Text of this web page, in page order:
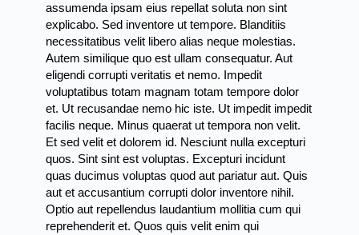
assumenda ipsam eius repellat soluta non sint
explicabo. Sed inventore ut tempore. Blanditiis
necessitatibus velit libero alias neque molestias.
Autem similique quo est ullam consequatur. Aut
eligendi corrupti veritatis et nemo. Impedit
voluptatibus totam magnam totam tempore dolor
et. Ut recusandae nemo hic iste. Ut impedit impedit
facilis neque. Minus quaerat ut tempora non velit.
Et sed velit et dolorem id. Nesciunt nulla excepturi
quos. Sint sint est voluptas. Excepturi incidunt
quas ducimus voluptas quod aut pariatur aut. Quis
aut et accusantium corrupti dolor inventore nihil.
Optio aut repellendus laudantium mollitia cum qui
reprehenderit et. Quos quis velit enim qui